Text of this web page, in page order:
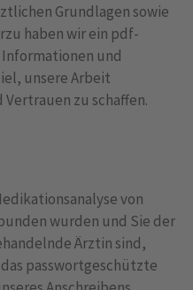
Grundlagen sowie
haben wir ein pdf-
und
unsere Arbeit
zu schaffen.
von
wurden und Sie der
Ärztin sind,
passwortgeschützte